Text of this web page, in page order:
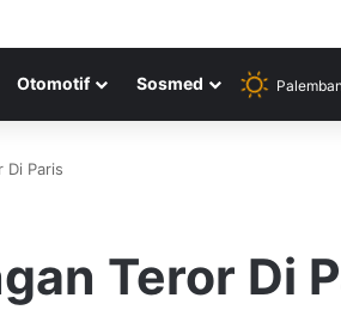
Otomotif Sosmed
Di Paris
Teror Di